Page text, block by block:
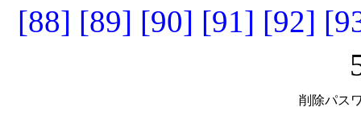
[88] [89] [90] [91] [92]
削除パス